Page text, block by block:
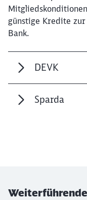
günstige Kredite
Bank.
DEVK
Sparda
Möchten